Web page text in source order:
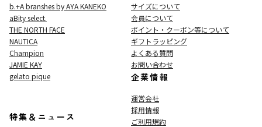
b.+A branshes by AYA KANEKO
aBity select.
THE NORTH FACE
NAUTICA
Champion
JAMIE KAY
gelato pique
特集＆ニュース
サイズについて
会員について
ポイント・クーポン等について
ギフトラッピング
よくある質問
お問い合わせ
企業情報
運営会社
採用情報
ご利用規約